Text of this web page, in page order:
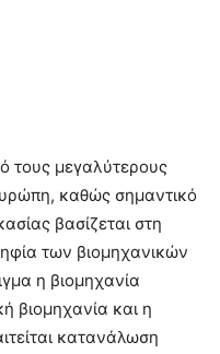
τους μεγαλύτερους
καθώς σημαντικό
βασίζεται στη
των βιομηχανικών
η βιομηχανία
βιομηχανία και η
κατανάλωση